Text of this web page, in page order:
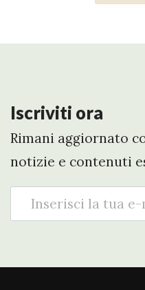
Iscriviti ora
Rimani aggiornato
notizie e contenuti